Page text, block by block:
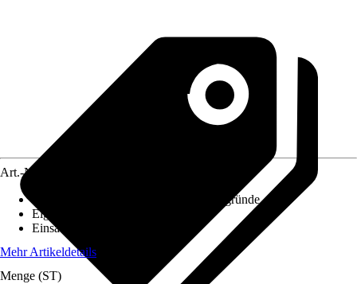
Art.-Nr.
Glatte Untergründe
Eigenschaften
Einsatzbereich
Mehr Artikeldetails
Menge (ST)